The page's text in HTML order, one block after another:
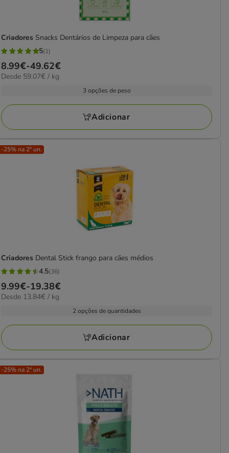
Criadores Snacks Dentários de Limpeza para cães
5
estrelas
com
avaliações
5(1)
Preço
de
49.62€
8.99€-49.62€
59.07€
Desde 59.07€ / kg
3 opções de peso
Adicionar
-25% na 2ª un.
Criadores Dental Stick frango para cães médios
4.5
estrelas
com
avaliações
4.5(36)
Preço
de
19.38€
9.99€-19.38€
13.84€
Desde 13.84€ / kg
2 opções de quantidades
Adicionar
-25% na 2ª un.